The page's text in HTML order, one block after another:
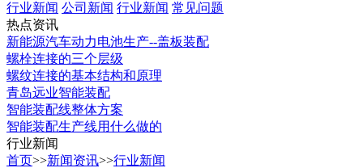
行业新闻 公司新闻 行业新闻 常见问题
热点资讯
新能源汽车动力电池生产--盖板装配
螺栓连接的三个层级
螺纹连接的基本结构和原理
青岛远业智能装配
智能装配线整体方案
智能装配生产线用什么做的
行业新闻
首页>>新闻资讯>>行业新闻